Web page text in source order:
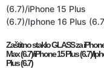
Zaštitno staklo GLASS za
Max (6.7)/iPhone 15 Plus (6.7)/
Plus (6.7)